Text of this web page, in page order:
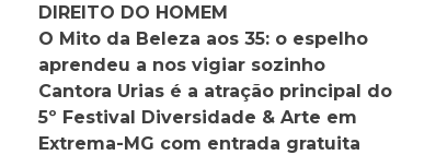
DIREITO DO HOMEM
O Mito da Beleza aos 35: o espelho
aprendeu a nos vigiar sozinho
Cantora Urias é a atração principal do
5º Festival Diversidade & Arte em
Extrema-MG com entrada gratuita